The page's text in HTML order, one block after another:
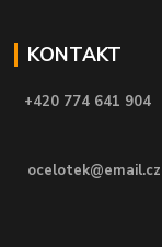
KONTAKT
+420 774 641 904
ocelotek@email.cz